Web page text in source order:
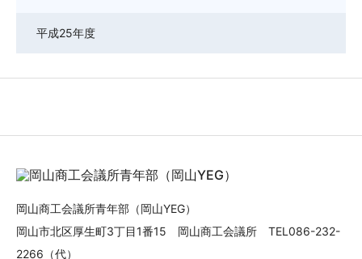
平成25年度
岡山商工会議所青年部（岡山YEG）
岡山市北区厚生町3丁目1番15 岡山商工会議所 TEL086-232-
2266（代）